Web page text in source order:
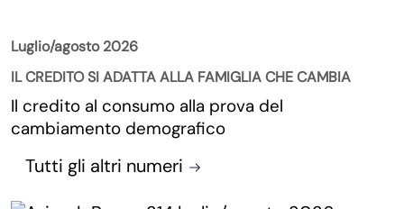
Luglio/agosto 2026
IL CREDITO SI ADATTA ALLA FAMIGLIA CHE CAMBIA
Il credito al consumo alla prova del
cambiamento demografico
Tutti gli altri numeri